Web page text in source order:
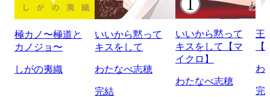
極カノ〜極道と
カノジョ〜
しがの夷織
いいから黙って
キスをして
わたなべ志穂
完結
いいから黙って
キスをして【マ
イクロ】
わたなべ志穂
王
わ
完